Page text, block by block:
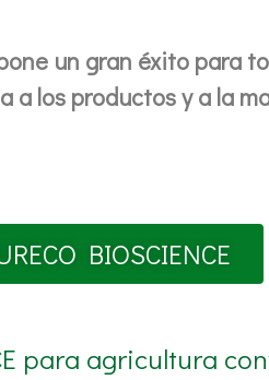
un gran éxito para
a los productos y a la
BIOSCIENCE
para agricultura